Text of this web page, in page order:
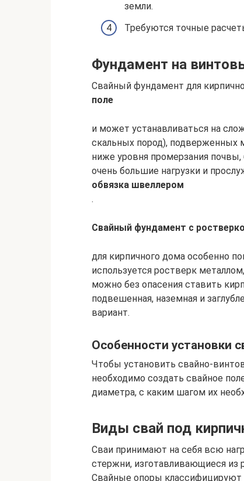
земли.
Требуются точные
Фундамент на
Свайный фундамент для
поле
и может устанавливаться на
скальных пород), подверженных
ниже уровня промерзания
очень большие нагрузки и
обвязка швеллером
.
Свайный фундамент с
для кирпичного дома особенно
используется ростверк
можно без опасения ставить
подвешенная, наземная и
вариант.
Особенности установки
Чтобы установить свайно-
необходимо создать свайное
диаметра, с каким шагом их
Виды свай под
Сваи принимают на себя всю
стержни, изготавливающиеся из
Свайные опоры классифицируют